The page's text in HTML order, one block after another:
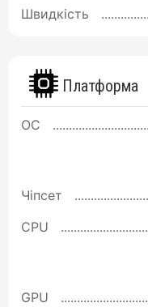
Швидкість
Платформа
ОС
Чіпсет
CPU
GPU